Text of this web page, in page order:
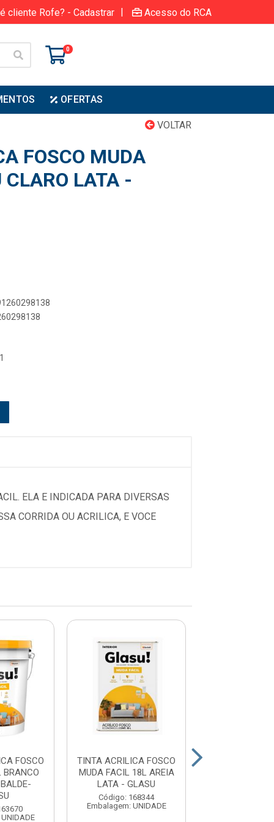
cliente Rofe? - Cadastrar | Acesso do RCA
0
OFERTAS
VOLTAR
FOSCO MUDA
CLARO LATA -
ELA E INDICADA PARA DIVERSAS
CORRIDA OU ACRILICA, E VOCE
FOSCO
BRANCO
TINTA ACRILICA FOSCO
MUDA FACIL 18L AREIA
LATA - GLASU
Código: 168344
Embalagem: UNIDADE